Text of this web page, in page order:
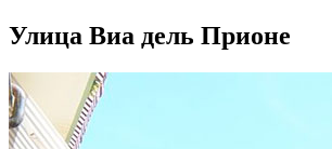
Улица Виа дель Прионе